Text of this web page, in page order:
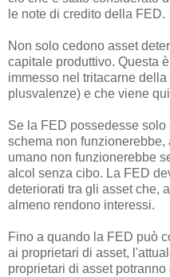
le note di credito della FED.
Non solo cedono asset
capitale produttivo. Questa
immesso nel tritacarne
plusvalenze) e che viene
Se la FED possedesse
schema non
umano non funzionerebbe
alcol senza cibo. La FED
deteriorati tra gli asset che,
almeno rendono interessi.
Fino a quando la FED può
ai proprietari di asset,
proprietari di asset